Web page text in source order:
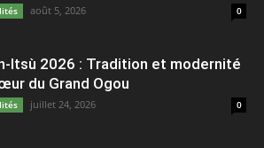
août 5, 2026 0
Itsù 2026 : Tradition et modernité
du Grand Ogou
juillet 24, 2026 0